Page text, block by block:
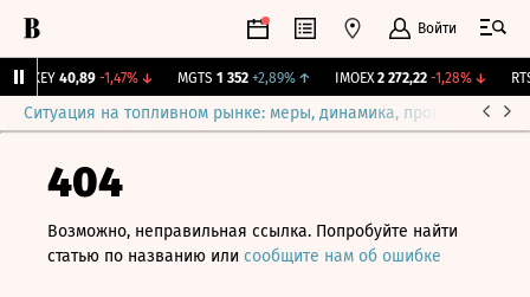
Войти
OKEY 40,89 -1,47%↓ MGTS 1 352 +2,89%↑ IMOEX 2 272,22 -1,28%↓ RTSI
Ситуация на топливном рынке: меры, динамика, прогнозы
404
Возможно, неправильная ссылка. Попробуйте найти
статью по названию или сообщите нам об ошибке